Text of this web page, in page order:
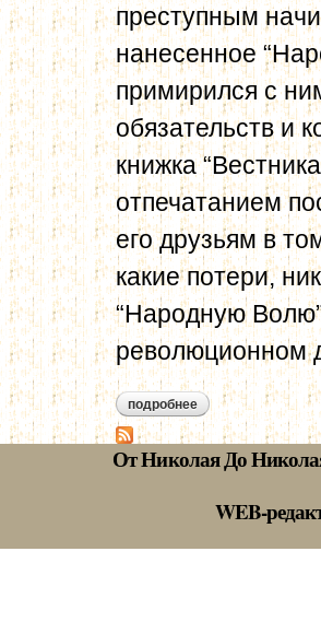
преступным
нанесенное
примирился с
обязательств и
книжка
отпечатанием
его друзьям в
какие потери,
“Народную
революционном
подробнее о доклад
л.тихомирова. 2
От Николая До
WEB-